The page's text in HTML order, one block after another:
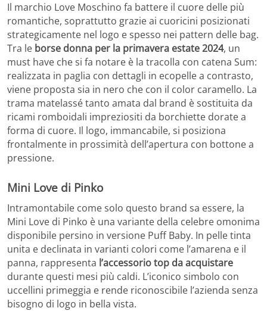
Il marchio Love Moschino fa battere il cuore delle più
romantiche, soprattutto grazie ai cuoricini posizionati
strategicamente nel logo e spesso nei pattern delle bag.
Tra le borse donna per la primavera estate 2024, un
must have che si fa notare è la tracolla con catena Sum:
realizzata in paglia con dettagli in ecopelle a contrasto,
viene proposta sia in nero che con il color caramello. La
trama matelassé tanto amata dal brand è sostituita da
ricami romboidali impreziositi da borchiette dorate a
forma di cuore. Il logo, immancabile, si posiziona
frontalmente in prossimità dell’apertura con bottone a
pressione.
Mini Love di Pinko
Intramontabile come solo questo brand sa essere, la
Mini Love di Pinko è una variante della celebre omonima
disponibile persino in versione Puff Baby. In pelle tinta
unita e declinata in varianti colori come l’amarena e il
panna, rappresenta l’accessorio top da acquistare
durante questi mesi più caldi. L’iconico simbolo con
uccellini primeggia e rende riconoscibile l’azienda senza
bisogno di logo in bella vista.